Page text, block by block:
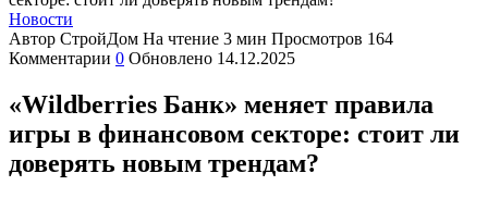
Новости
Автор СтройДом На чтение 3 мин Просмотров 164
Комментарии 0 Обновлено 14.12.2025
«Wildberries Банк» меняет правила
игры в финансовом секторе: стоит ли
доверять новым трендам?